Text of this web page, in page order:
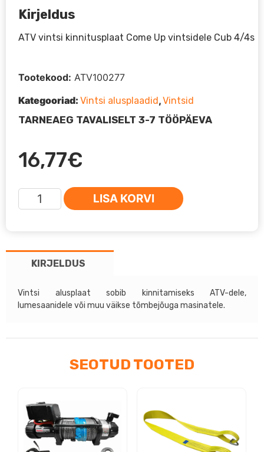
16,77€
Kirjeldus
ATV vintsi kinnitusplaat Come Up vintsidele Cub 4/4s
ATV
Vintsi
4/4s
kogus
LISA KORVI
Tootekood: ATV100277
Kategooriad:Vintsi alusplaadid,Vintsid
TARNEAEG TAVALISELT 3-7 TÖÖPÄEVA
KIRJELDUS
Vintsi alusplaat sobib kinnitamiseks ATV-dele,
lumesaanidele või muu väikse tõmbejõuga masinatele.
SEOTUD TOOTED